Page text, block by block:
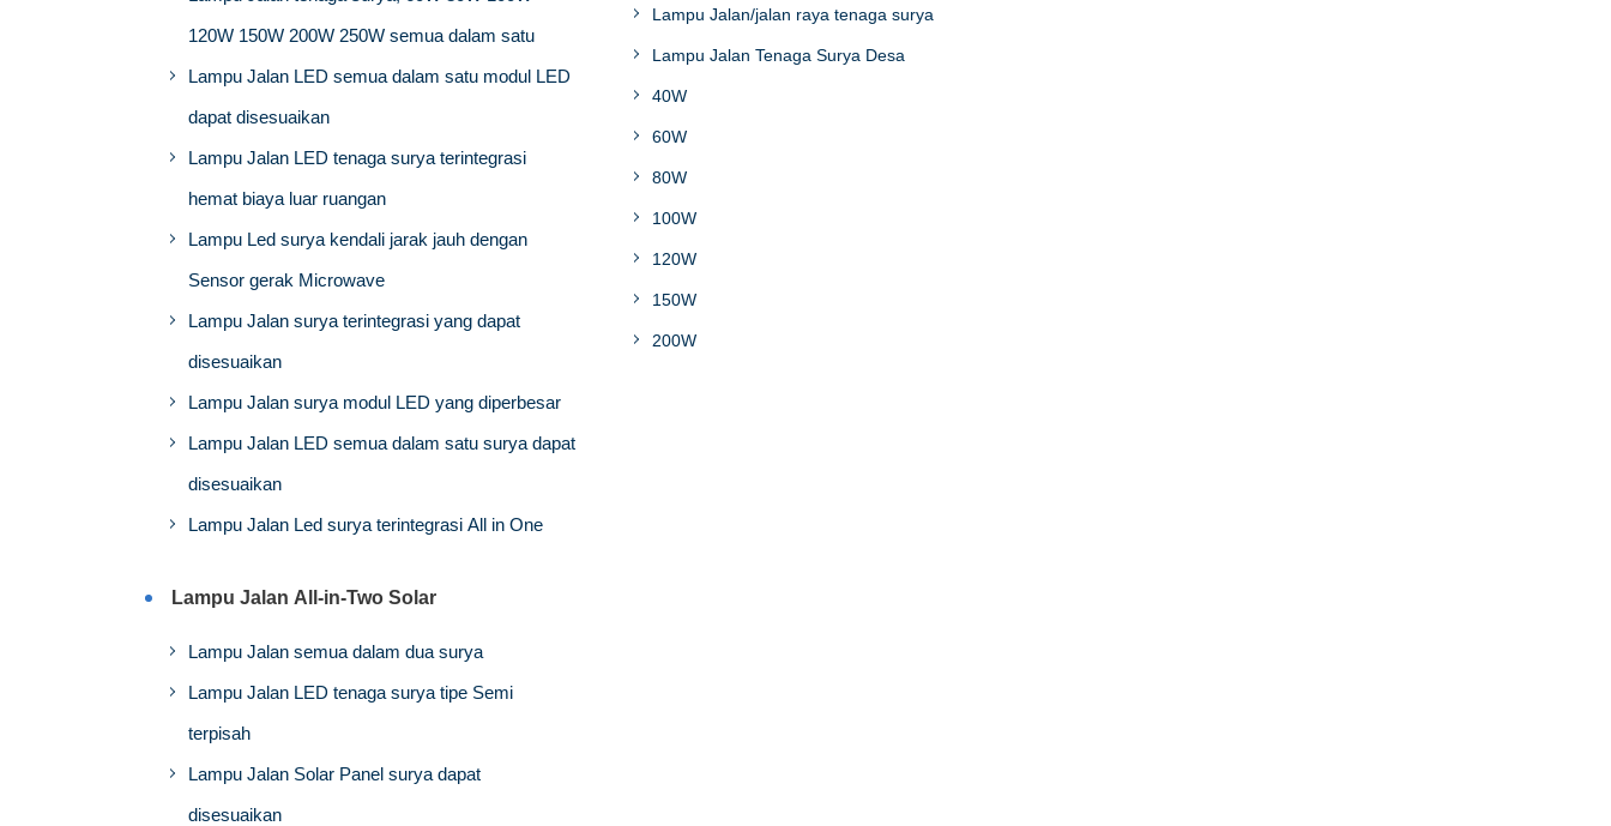
120W 150W 200W 250W semua dalam satu
Lampu Jalan LED semua dalam satu modul LED
dapat disesuaikan
Lampu Jalan LED tenaga surya terintegrasi
hemat biaya luar ruangan
Lampu Led surya kendali jarak jauh dengan
Sensor gerak Microwave
Lampu Jalan surya terintegrasi yang dapat
disesuaikan
Lampu Jalan surya modul LED yang diperbesar
Lampu Jalan LED semua dalam satu surya dapat
disesuaikan
Lampu Jalan Led surya terintegrasi All in One
Lampu Jalan All-in-Two Solar
Lampu Jalan semua dalam dua surya
Lampu Jalan LED tenaga surya tipe Semi
terpisah
Lampu Jalan Solar Panel surya dapat
disesuaikan
Lampu Jalan/jalan raya tenaga surya
Lampu Jalan Tenaga Surya Desa
40W
60W
80W
100W
120W
150W
200W